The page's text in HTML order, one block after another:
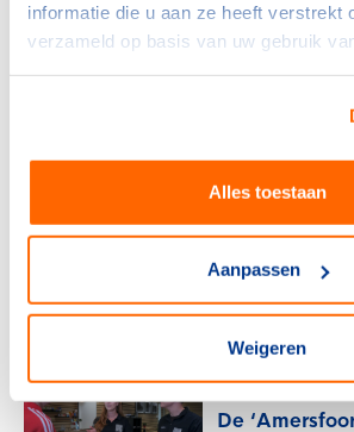
informatie die u aan ze heeft verstrekt
verzameld op basis van uw gebruik
Alles toestaan
Aanpassen
Weigeren
Sportdeelname
De impact
andere
27 juli 2026
NOC*NSF
kleinbedrijf
voor
De